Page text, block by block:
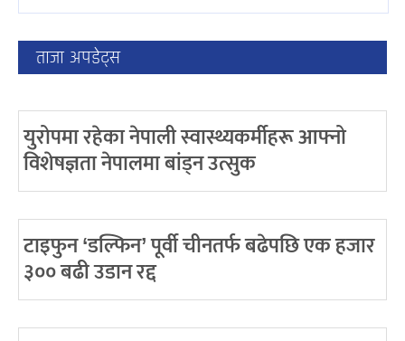
ताजा अपडेट्स
युरोपमा रहेका नेपाली स्वास्थ्यकर्मीहरू आफ्नो
विशेषज्ञता नेपालमा बांड्न उत्सुक
टाइफुन ‘डल्फिन’ पूर्वी चीनतर्फ बढेपछि एक हजार
३०० बढी उडान रद्द